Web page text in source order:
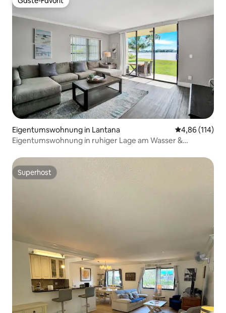
Gäste-Favorit
Eigentumswohnung in Lantana
4,86 (114)
Eigentumswohnung in ruhiger Lage am Wasser &
Superhost
Superhost